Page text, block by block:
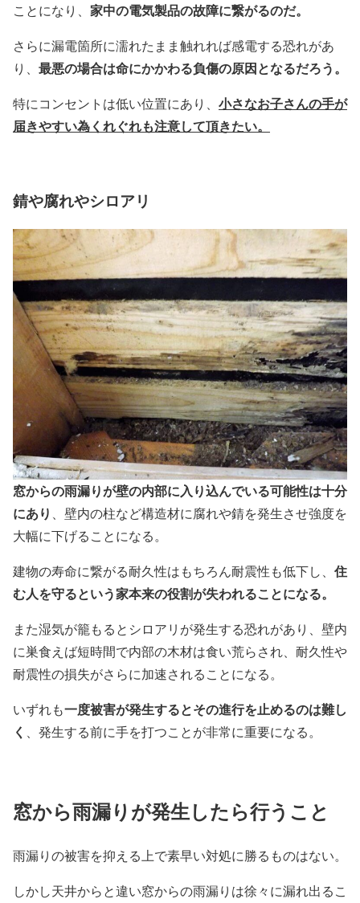
ことになり、 家中の電気製品の故障に繋がるのだ。
さらに漏電箇所に濡れたまま触れれば感電する恐れがあ
り、 最悪の場合は命にかかわる負傷の原因となるだろう。
特にコンセントは低い位置にあり、 小さなお子さんの手が
届きやすい為くれぐれも注意して頂きたい。
錆や腐れやシロアリ
窓からの雨漏りが壁の内部に入り込んでいる可能性は十分
にあり
、壁内の柱など構造材に腐れや錆を発生させ強度を
大幅に下げることになる。
建物の寿命に繋がる耐久性はもちろん耐震性も低下し、 住
む人を守るという家本来の役割が失われることになる。
また湿気が籠もるとシロアリが発生する恐れがあり、壁内
に巣食えば短時間で内部の木材は食い荒らされ、耐久性や
耐震性の損失がさらに加速されることになる。
いずれも一度被害が発生するとその進行を止めるのは難し
く
、発生する前に手を打つことが非常に重要になる。
窓から雨漏りが発生したら行うこと
雨漏りの被害を抑える上で素早い対処に勝るものはない。
しかし天井からと違い窓からの雨漏りは徐々に漏れ出るこ